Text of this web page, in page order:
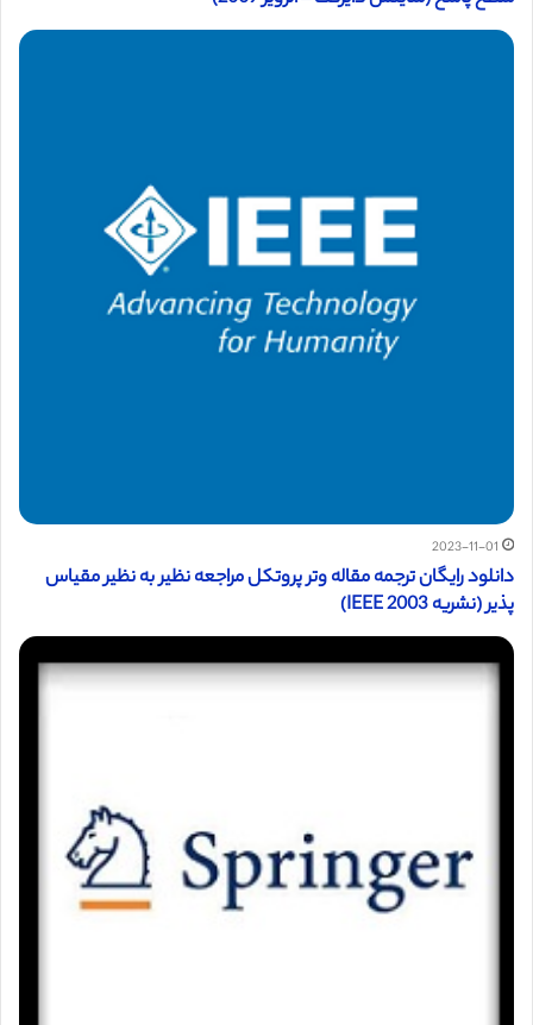
2023-11-01
دانلود رایگان ترجمه مقاله وتر پروتکل مراجعه نظیر به نظیر مقیاس
پذیر (نشریه IEEE 2003)